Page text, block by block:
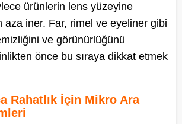
ürünlerin lens yüzeyine
aza iner. Far, rimel ve eyeliner gibi
ve görünürlüğünü
önce bu sıraya dikkat etmek
Rahatlık İçin Mikro Ara